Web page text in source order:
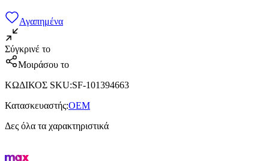
Αγαπημένα
Σύγκρινέ το
Μοιράσου το
ΚΩΔΙΚΟΣ SKU:SF-101394663
Κατασκευαστής:OEM
Δες όλα τα χαρακτηριστικά